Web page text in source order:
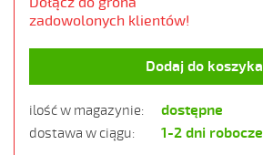
zadowolonych klientów!
Dodaj do koszyka
ilość w magazynie: dostępne
dostawa w ciągu: 1-2 dni robocze